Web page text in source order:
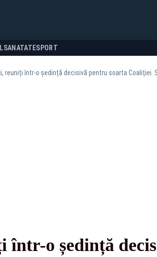
SANATATESPORT
reuniți într-o ședință decisivă pentru soarta Coaliției.
o ședință